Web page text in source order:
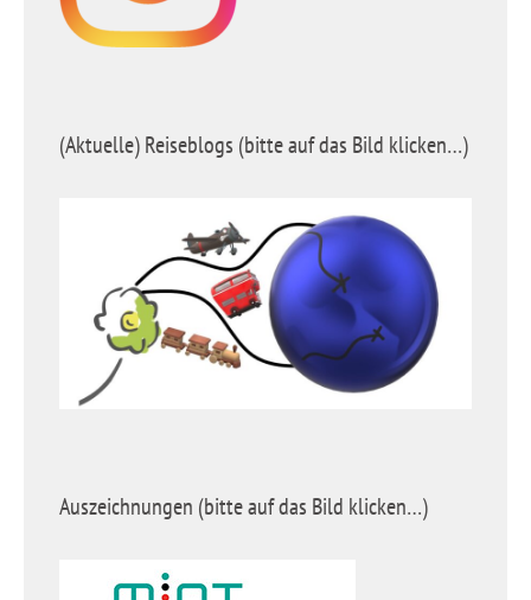
(Aktuelle) Reiseblogs (bitte auf das Bild klicken…)
Auszeichnungen (bitte auf das Bild klicken…)